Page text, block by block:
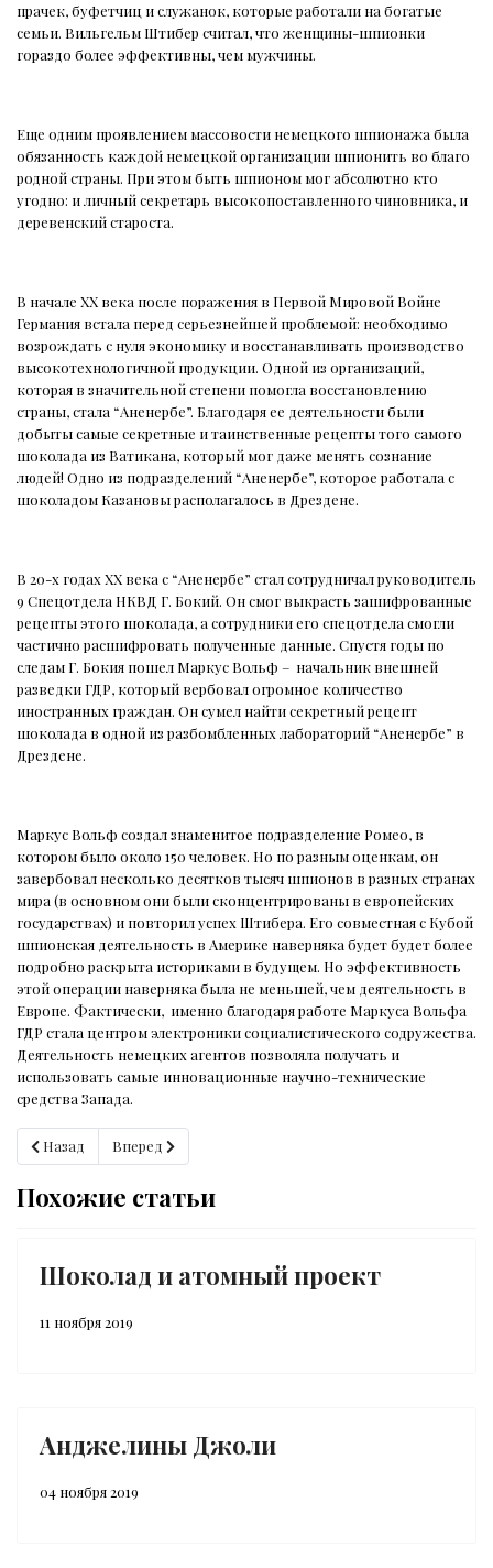
прачек, буфетчиц и служанок, которые работали на богатые
семьи. Вильгельм Штибер считал, что женщины-шпионки
гораздо более эффективны, чем мужчины.
Еще одним проявлением массовости немецкого шпионажа была
обязанность каждой немецкой организации шпионить во благо
родной страны. При этом быть шпионом мог абсолютно кто
угодно: и личный секретарь высокопоставленного чиновника, и
деревенский староста.
В начале XX века после поражения в Первой Мировой Войне
Германия встала перед серьезнейшей проблемой: необходимо
возрождать с нуля экономику и восстанавливать производство
высокотехнологичной продукции. Одной из организаций,
которая в значительной степени помогла восстановлению
страны, стала “Аненербе”. Благодаря ее деятельности были
добыты самые секретные и таинственные рецепты того самого
шоколада из Ватикана, который мог даже менять сознание
людей! Одно из подразделений “Аненербе”, которое работала с
шоколадом Казановы располагалось в Дрездене.
В 20-х годах XX века с “Аненербе” стал сотрудничал руководитель
9 Спецотдела НКВД Г. Бокий. Он смог выкрасть зашифрованные
рецепты этого шоколада, а сотрудники его спецотдела смогли
частично расшифровать полученные данные. Спустя годы по
следам Г. Бокия пошел Маркус Вольф – начальник внешней
разведки ГДР, который вербовал огромное количество
иностранных граждан. Он сумел найти секретный рецепт
шоколада в одной из разбомбленных лабораторий “Аненербе” в
Дрездене.
Маркус Вольф создал знаменитое подразделение Ромео, в
котором было около 150 человек. Но по разным оценкам, он
завербовал несколько десятков тысяч шпионов в разных странах
мира (в основном они были сконцентрированы в европейских
государствах) и повторил успех Штибера. Его совместная с Кубой
шпионская деятельность в Америке наверняка будет будет более
подробно раскрыта историками в будущем. Но эффективность
этой операции наверняка была не меньшей, чем деятельность в
Европе. Фактически, именно благодаря работе Маркуса Вольфа
ГДР стала центром электроники социалистического содружества.
Деятельность немецких агентов позволяла получать и
использовать самые инновационные научно-технические
средства Запада.
Предыдущий: Ядерный Армагеддон и Прекрасная Елена.
Назад Следующий: Шоколад и “ нейронные часы”
Вперед
Похожие статьи
Шоколад и атомный проект
11 ноября 2019
Анджелины Джоли
04 ноября 2019